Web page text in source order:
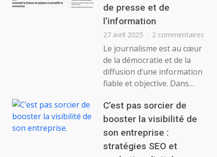
de presse et de
l’information
27 avril 2025 2 commentaires
Le journalisme est au cœur
de la démocratie et de la
diffusion d’une information
fiable et objective. Dans…
C’est pas sorcier de
booster la visibilité de
son entreprise :
stratégies SEO et